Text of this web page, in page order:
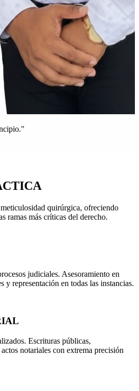
quirúrgica, ofreciendo
ramas más críticas del derecho.
judiciales. Asesoramiento en
y representación en todas las instancias.
Escrituras públicas,
notariales con extrema precisión